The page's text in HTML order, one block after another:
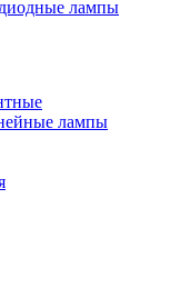
лампы
лампы